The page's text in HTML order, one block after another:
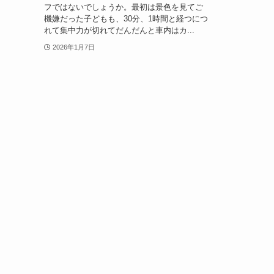
フではないでしょうか。最初は景色を見てご
機嫌だった子どもも、30分、1時間と経つにつ
れて集中力が切れてだんだんと車内はカ...
2026年1月7日